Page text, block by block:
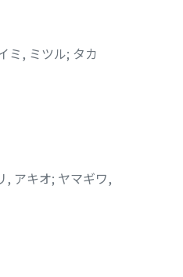
ミ, ミツル; タカ
, アキオ; ヤマギワ,